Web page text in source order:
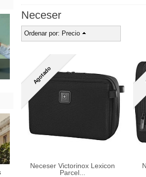
Neceser
Ordenar por: Precio
Agotado
Neceser Victorinox Lexicon
Parcel...